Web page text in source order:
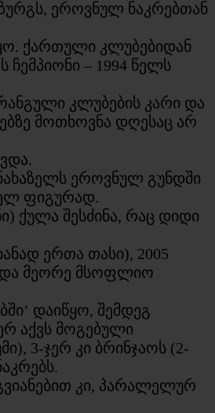
ეროვნულ ნაკრებთან
ქართული კლუბებიდან
– 1994 წელს
კლუბების კარი და
მოთხოვნა დღესაც არ
ეროვნულ გუნდში
ფიგურად.
ქულა შესძინა, რაც დიდი
ერთა თასი), 2005
და მეორე მსოფლიო
დაიწყო, შემდეგ
აქვს მოგებული
3-ჯერ კი ბრინჯაოს (2-
კი, პარალელურ